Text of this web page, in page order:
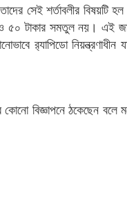
সেই শর্তাবলীর বিষয়টি
৫০ টাকার সমতুল নয়। এই
ব়্যাপিডো নিয়ন্ত্রণাধীন
বিজ্ঞাপনে ঠকেছেন বলে